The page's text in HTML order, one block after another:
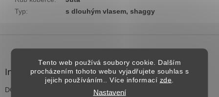
Tento web používá soubory cookie. Dalším
procházením tohoto webu vyjadřujete souhlas s
jejich používáním.. Více informací zde
Nastavení
Typ: s dlouhým vlasem, shaggy
Informace pro vás
DOPRAVA NAD 2.500,- KČ ZDARMA